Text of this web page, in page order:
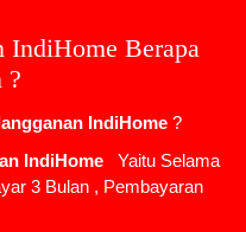
IndiHome Berapa
?
IndiHome ?
IndiHome
Yaitu Selama
3 Bulan , Pembayaran